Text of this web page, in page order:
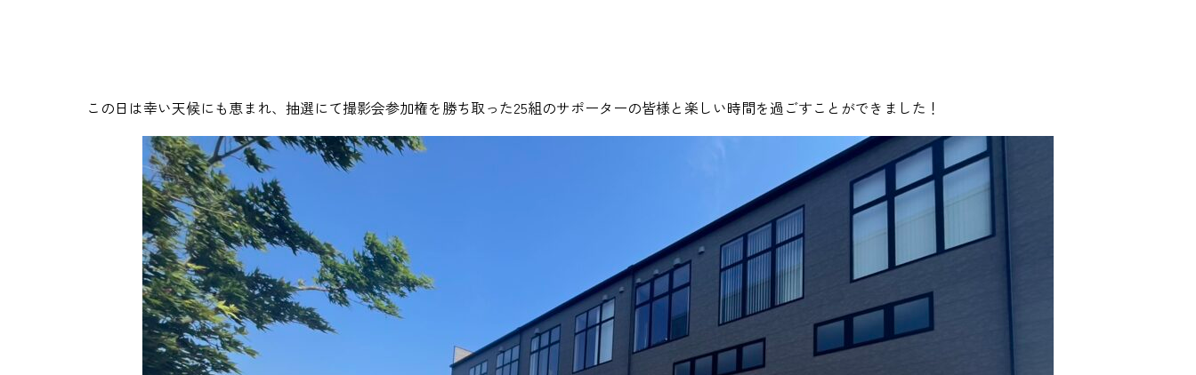
この日は幸い天候にも恵まれ、抽選にて撮影会参加権を勝ち取った25組のサポーターの皆様と楽しい時間を過ごすことができました！